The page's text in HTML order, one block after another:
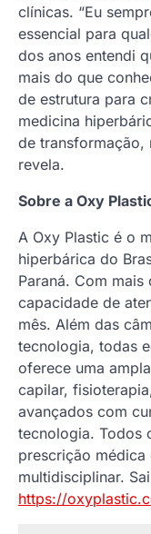
clínicas. “Eu
essencial para
dos anos entendi
mais do que
de estrutura para
medicina
de transformação,
revela.
Sobre a Oxy
A Oxy Plastic é o
hiperbárica do
Paraná. Com
capacidade de
mês. Além das
tecnologia, todas
oferece uma
capilar,
avançados com
tecnologia. Todos
prescrição
multidisciplinar.
https://